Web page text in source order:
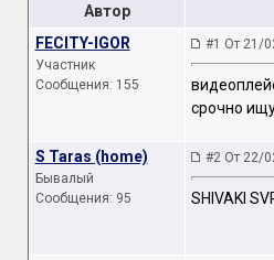
Автор
FECITY-IGOR
Участник
Сообщения: 155
#1 От 21/
срочно
S Taras (home)
Бывалый
Сообщения: 95
#2 От 22/
SHIVAKI